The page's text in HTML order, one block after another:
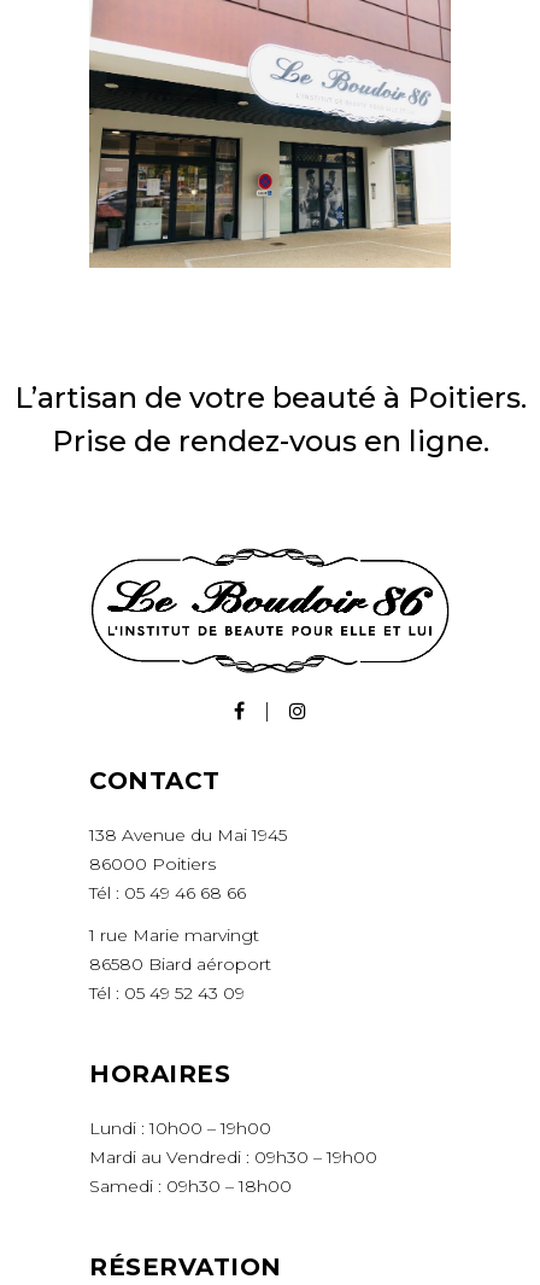
L’artisan de votre beauté à Poitiers.
Prise de rendez-vous en ligne.
CONTACT
138 Avenue du Mai 1945
86000 Poitiers
Tél : 05 49 46 68 66
1 rue Marie marvingt
86580 Biard aéroport
Tél : 05 49 52 43 09
HORAIRES
Lundi : 10h00 – 19h00
Mardi au Vendredi : 09h30 – 19h00
Samedi : 09h30 – 18h00
RÉSERVATION